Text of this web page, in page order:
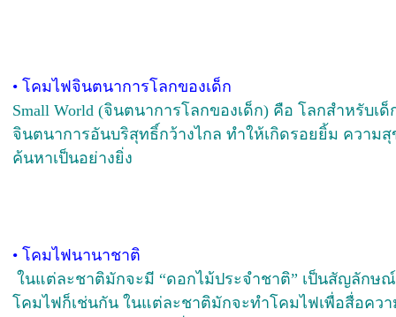
•โคมไฟจินตนาการโลกของเด็ก
Small World (จินตนาการโลกของเด็ก) คือ โลกสำหรับเ
จินตนาการอันบริสุทธิ์กว้างไกล ทำให้เกิดรอยยิ้ม ความ
ค้นหาเป็นอย่างยิ่ง
• โคมไฟนานาชาติ
ในแต่ละชาติมักจะมี “ดอกไม้ประจำชาติ” เป็นสัญลักษ
โคมไฟก็เช่นกัน ในแต่ละชาติมักจะทำโคมไฟเพื่อสื่อคว